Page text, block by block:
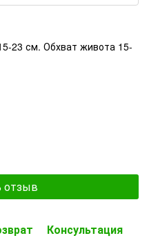
23 см. Обхват живота 15-
отзыв
Консультация